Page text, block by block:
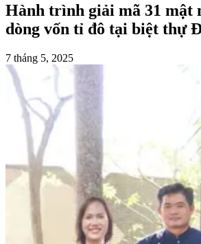
Hành trình giải mã 31 mật
dòng vốn tỉ đô tại biệt thự
7 tháng 5, 2025